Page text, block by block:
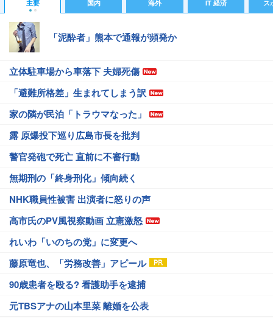
主要 国内 海外 IT 経済 ス
「泥酔者」熊本で通報が頻発か
立体駐車場から車落下 夫婦死傷
「避難所格差」生まれてしまう訳
家の隣が民泊「トラウマなった」
露 原爆投下巡り広島市長を批判
警官発砲で死亡 直前に不審行動
無期刑の「終身刑化」傾向続く
NHK職員性被害 出演者に怒りの声
高市氏のPV風視察動画 立憲激怒
れいわ「いのちの党」に変更へ
藤原竜也、「労務改善」アピール
90歳患者を殴る? 看護助手を逮捕
元TBSアナの山本里菜 離婚を公表